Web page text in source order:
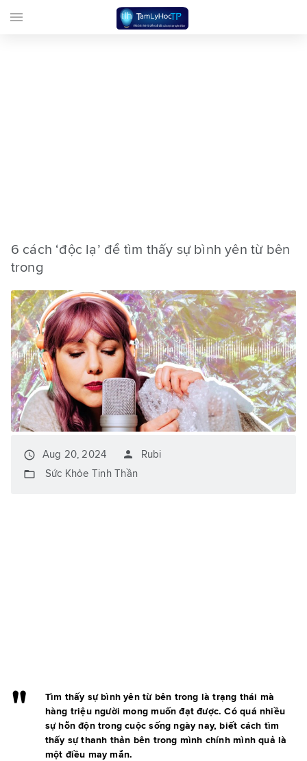
6 cách ‘độc lạ’ để tìm thấy sự bình yên từ bên
trong
access_time Aug 20, 2024 person Rubi
folder_open Sức Khỏe Tinh Thần
Tìm thấy sự bình yên từ bên trong là trạng thái mà
hàng triệu người mong muốn đạt được. Có quá nhiều
sự hỗn độn trong cuộc sống ngày nay, biết cách tìm
thấy sự thanh thản bên trong mình chính mình quả là
một điều may mắn.
menu